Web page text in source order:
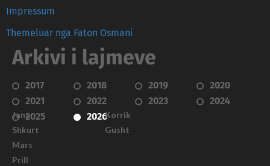
Impressum
Themeluar nga Faton Osmani
Arkivi i lajmeve
2017 2018 2019
2020
2021
2022 2023
2024
2025
2026
Janar
Shkurt
Mars
Prill
Korrik
Gusht